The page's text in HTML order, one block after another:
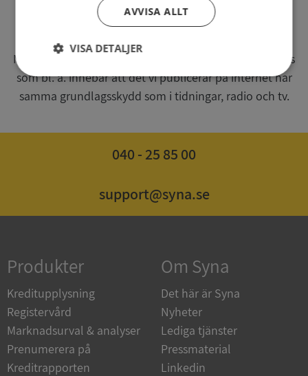
Syna har för webbplatsen www.syna.se ett av
Myndigheten för press, radio och tv s.k. utgivningsbevis
som bl. a. innebär att det vi publicerar på internet har
samma grundlagsskydd som i tidningar, radio och tv.
040 - 25 85 00
support@syna.se
Produkter
Kreditupplysning
Registervård
Marknadsurval & analyser
Prenumerera på
Kreditrapporten
Om Syna
Det här är Syna
Nyheter
Lediga tjänster
Pressmaterial
Linkedin
AVVISA ALLT
VISA DETALJER
Strikt
nödvändigt
Prestanda Inriktning
kärnwebbplatsfunktioner som användarinloggning
och kontohantering. Webbplatsen kan inte
användas ordentligt utan strikt nödvändiga cookies.
Namn
Leverantör
Domän